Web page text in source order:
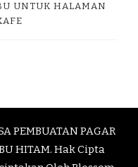
UNTUK HALAMAN
PEMBUATAN PAGAR
HITAM. Hak Cipta